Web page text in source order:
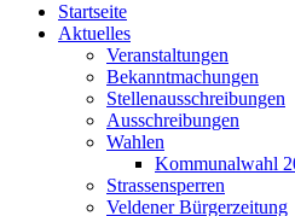
Startseite
Aktuelles
Veranstaltungen
Bekanntmachungen
Stellenausschreibungen
Ausschreibungen
Wahlen
Kommunalwahl
Strassensperren
Veldener Bürgerzeitung